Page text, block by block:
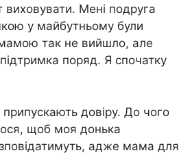
Мені подруга
у майбутньому були
так не вийшло, але
поряд. Я спочатку
довіру. До чого
щоб моя донька
адже мама для